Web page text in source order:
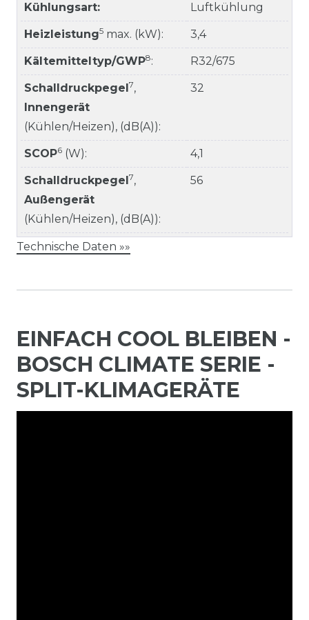
Kühlungsart: Luftkühlung
Heizleistung5 max. (kW): 3,4
Kältemitteltyp/GWP8: R32/675
Schalldruckpegel 7,
Innengerät
(Kühlen/Heizen), (dB(A)):
32
SCOP6 (W): 4,1
Schalldruckpegel 7,
Außengerät
(Kühlen/Heizen), (dB(A)):
56
Technische Daten »»
EINFACH COOL BLEIBEN -
BOSCH CLIMATE SERIE -
SPLIT-KLIMAGERÄTE